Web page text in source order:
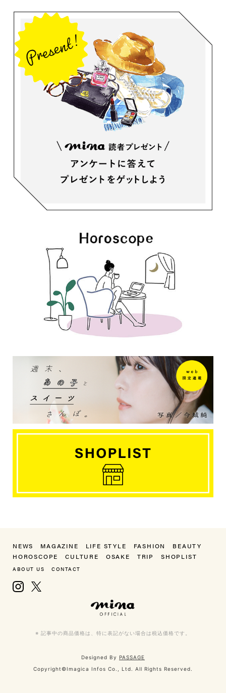
NEWS MAGAZINE LIFE STYLE FASHION
BEAUTY
HOROSCOPE
CULTURE OSAKE TRIP SHOPLIST
ABOUT US CONTACT
Instagram
※ 記事中の商品価格は、特に表記がない場合は税込価格です。
Designed By PASSAGE
Copyright©Imagica Infos Co., Ltd. All Rights Reserved.